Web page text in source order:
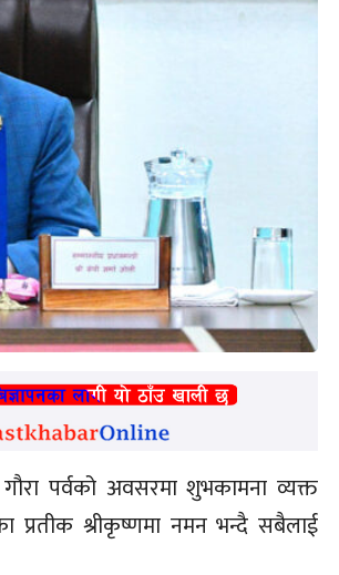
पर्वको अवसरमा शुभकामना व्यक्त
प्रतीक श्रीकृष्णमा नमन भन्दै सबैलाई